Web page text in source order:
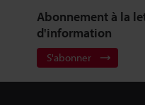
Abonnement à la
d'information
S'abonner